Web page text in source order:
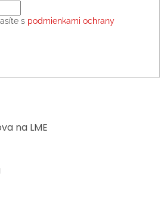
s podmienkami ochrany
na LME